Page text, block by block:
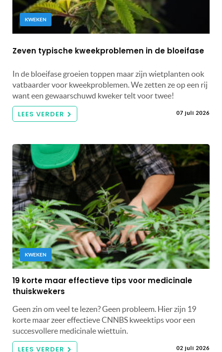
KWEKEN
Zeven typische kweekproblemen in de bloeifase
In de bloeifase groeien toppen maar zijn wietplanten ook
vatbaarder voor kweekproblemen. We zetten ze op een rij
want een gewaarschuwd kweker telt voor twee!
LEES VERDER 07 juli 2026
KWEKEN
19 korte maar effectieve tips voor medicinale
thuiskwekers
Geen zin om veel te lezen? Geen probleem. Hier zijn 19
korte maar zeer effectieve CNNBS kweektips voor een
succesvollere medicinale wiettuin.
LEES VERDER 02 juli 2026